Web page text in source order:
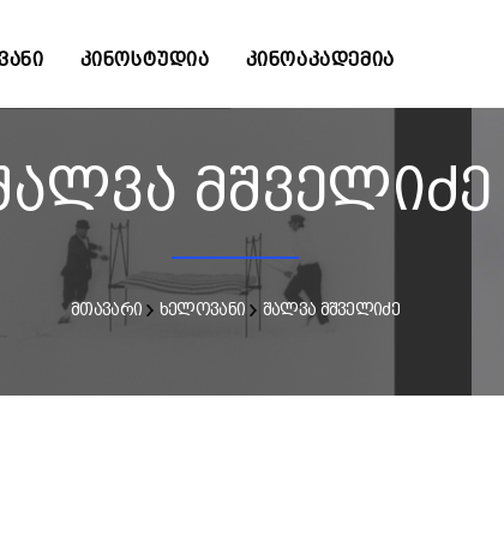
ᲙᲘᲜᲝᲡᲢᲣᲓᲘᲐ ᲙᲘᲜᲝᲐᲙᲐᲓᲔᲛᲘᲐ
მშველიძე
მთავარი ხელოვანი შალვა მშველიძე